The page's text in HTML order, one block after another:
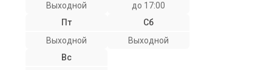
Выходной
до 17:00
Пт
Выходной
Сб
Выходной
Вс